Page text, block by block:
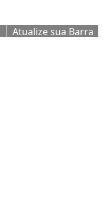
Atualize sua Barra